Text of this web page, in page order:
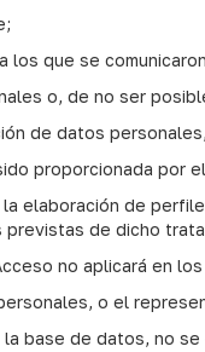
que se
o, de no ser
de datos
proporcionada por
elaboración de
de dicho
no aplicará en
o el
base de datos, no